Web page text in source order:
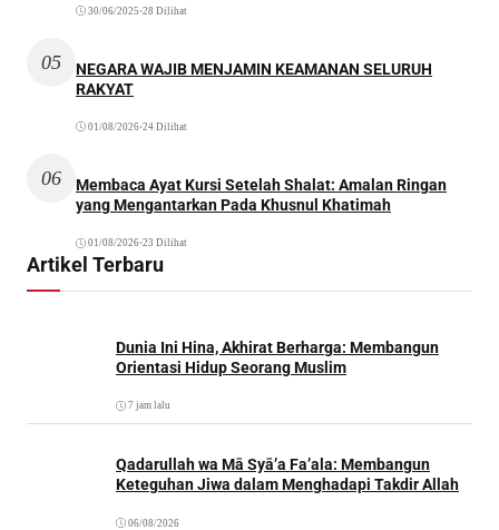
30/06/2025 •28 Dilihat
05
NEGARA WAJIB MENJAMIN KEAMANAN SELURUH
RAKYAT
01/08/2026•24 Dilihat
06
Membaca Ayat Kursi Setelah Shalat: Amalan Ringan
yang Mengantarkan Pada Khusnul Khatimah
01/08/2026•23 Dilihat
Artikel Terbaru
Dunia Ini Hina, Akhirat Berharga: Membangun
Orientasi Hidup Seorang Muslim
7 jam lalu
Qadarullah wa Mā Syā’a Fa’ala: Membangun
Keteguhan Jiwa dalam Menghadapi Takdir Allah
06/08/2026